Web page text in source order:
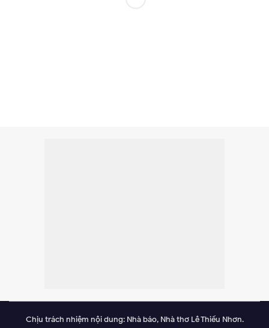
Chịu trách nhiệm nội dung: Nhà báo, Nhà thơ Lê Thiếu Nhơn.